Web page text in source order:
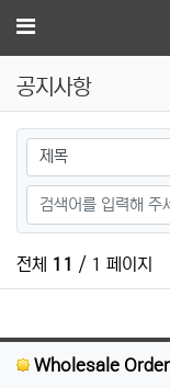
메뉴
공지사항
검색대상
검색어
전체 11 / 1 페이지
Wholesale